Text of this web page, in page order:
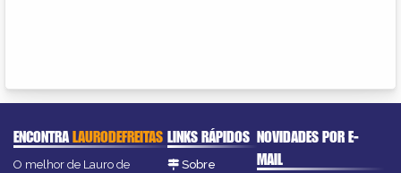
ENCONTRALAURODEFREITAS
O melhor de Lauro de
LINKS RÁPIDOS
Sobre
NOVIDADES POR E-
MAIL